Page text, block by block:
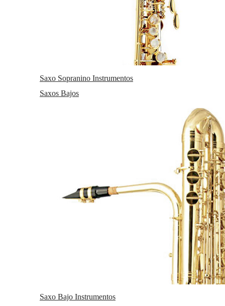
Saxo Sopranino Instrumentos
Saxos Bajos
Saxo Bajo Instrumentos